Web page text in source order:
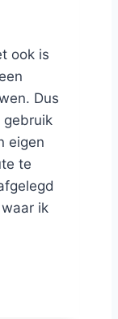
ook is
Dus
gebruik
eigen
te
ik